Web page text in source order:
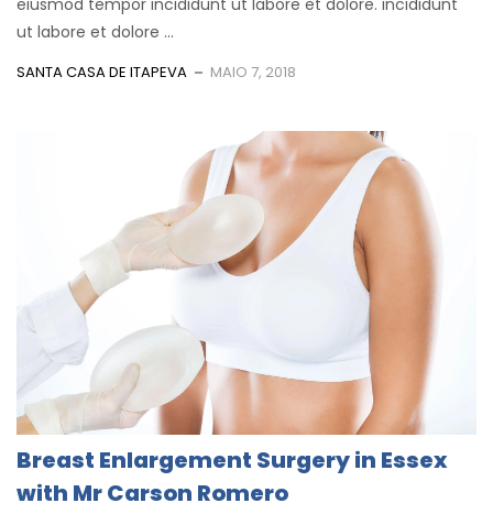
ut labore et dolore ...
SANTA CASA DE ITAPEVA MAIO 7, 2018
Breast Enlargement Surgery in Essex
with Mr Carson Romero